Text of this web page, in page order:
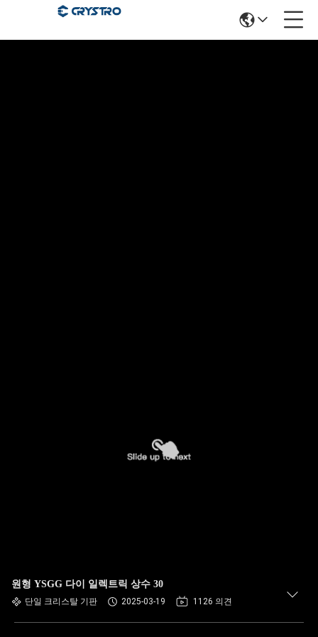
원형 YSGG 다이 일렉트릭 상수 30
단일 크리스탈 기판 2025-03-19 1126 의견